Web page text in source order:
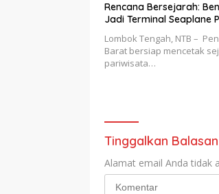
Rencana Bersejarah:
Jadi Terminal Seaplane
Lombok Tengah, NTB –
Barat bersiap mencetak
pariwisata…
Tinggalkan Balasan
Alamat email Anda tidak